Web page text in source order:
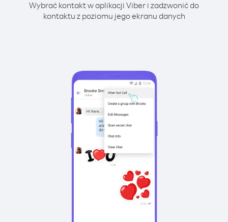
Wybrać kontakt w aplikacji Viber i zadzwonić do
kontaktu z poziomu jego ekranu danych